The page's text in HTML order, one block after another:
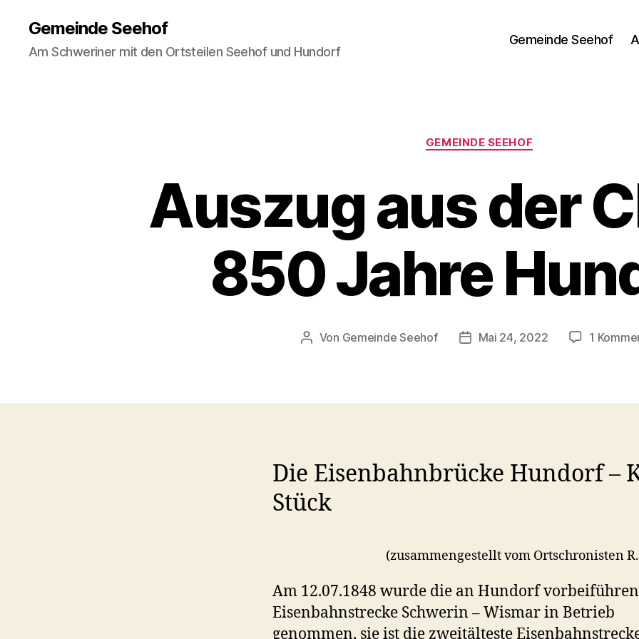
Gemeinde Seehof
Am Schweriner mit den Ortsteilen Seehof und Hundorf
Gemeinde Seehof
Kategorien
GEMEINDE SEEHOF
Auszug aus der
850 Jahre
Beitragsautor
Von Gemeinde Seehof Veröffentlichungsdatum
Mai 24, 2022 1
Die Eisenbahnbrücke Hundorf –
Stück
(zusammengestellt vom Ortschronisten
Am 12.07.1848 wurde die an Hundorf
Eisenbahnstrecke Schwerin – Wismar in Betrieb
genommen, sie ist die zweitälteste